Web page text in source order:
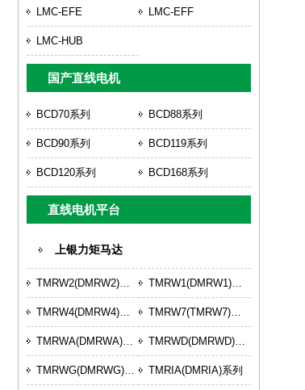
LMC-EFE LMC-EFF
LMC-HUB
国产直线电机
BCD70系列 BCD88系列
BCD90系列 BCD119系列
BCD120系列 BCD168系列
直线电机平台
上银力矩马达
TMRW2(DMRW2)系列 TMRW1(DMRW1)系列
TMRW4(DMRW4)系列 TMRW7(TMRW7)系列
TMRWA(DMRWA)系列 TMRWD(DMRWD)系列
TMRWG(DMRWG)系列 TMRIA(DMRIA)系列